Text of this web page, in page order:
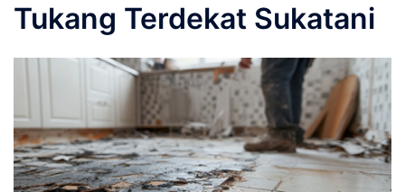
Tukang Terdekat Sukatani